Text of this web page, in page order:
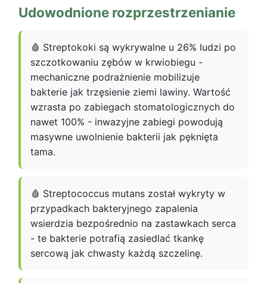
Udowodnione rozprzestrzenianie
🩸 Streptokoki są wykrywalne u 26% ludzi po
szczotkowaniu zębów w krwiobiegu -
mechaniczne podrażnienie mobilizuje
bakterie jak trzęsienie ziemi lawiny. Wartość
wzrasta po zabiegach stomatologicznych do
nawet 100% - inwazyjne zabiegi powodują
masywne uwolnienie bakterii jak pęknięta
tama.
🩸 Streptococcus mutans został wykryty w
przypadkach bakteryjnego zapalenia
wsierdzia bezpośrednio na zastawkach serca
- te bakterie potrafią zasiedlać tkankę
sercową jak chwasty każdą szczelinę.